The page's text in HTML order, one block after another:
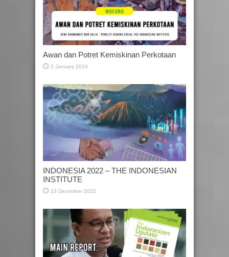
Awan dan Potret Kemiskinan Perkotaan
2 January 2024
INDONESIA 2022 – THE INDONESIAN
INSTITUTE
23 December 2022